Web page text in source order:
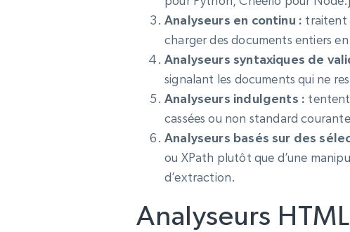
Analyseurs en continu : traitent
charger des documents entiers
Analyseurs syntaxiques de
signalant les documents qui ne
Analyseurs indulgents : tentent
cassées ou non standard
Analyseurs basés sur des
ou XPath plutôt que d’une
d’extraction.
Analyseurs